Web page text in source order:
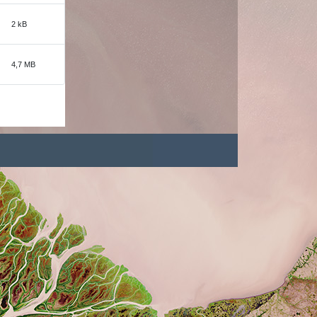
2 kB
4,7 MB